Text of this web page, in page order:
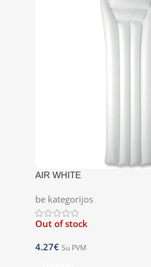
AIR WHITE
be kategorijos
Out of stock
4.27€ Su PVM